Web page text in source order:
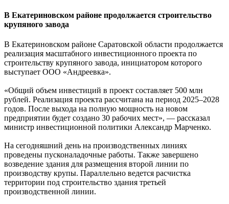
В Екатериновском районе продолжается строительство
крупяного завода
В Екатериновском районе Саратовской области продолжается
реализация масштабного инвестиционного проекта по
строительству крупяного завода, инициатором которого
выступает ООО «Андреевка».
«Общий объем инвестиций в проект составляет 500 млн
рублей. Реализация проекта рассчитана на период 2025–2028
годов. После выхода на полную мощность на новом
предприятии будет создано 30 рабочих мест», — рассказал
министр инвестиционной политики Александр Марченко.
На сегодняшний день на производственных линиях
проведены пусконаладочные работы. Также завершено
возведение здания для размещения второй линии по
производству крупы. Параллельно ведется расчистка
территории под строительство здания третьей
производственной линии.